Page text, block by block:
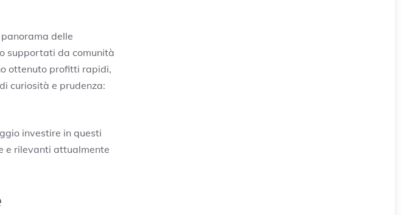
delle
supportati da comunità
ottenuto profitti rapidi,
curiosità e prudenza:
investire in questi
e rilevanti attualmente